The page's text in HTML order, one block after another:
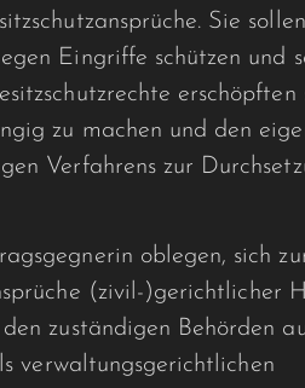
Sie
Eingriffe schützen und
erschöpften
zu machen und den
Verfahrens zur
oblegen, sich
(zivil-)gerichtlicher
zuständigen Behörden
verwaltungsgerichtlichen